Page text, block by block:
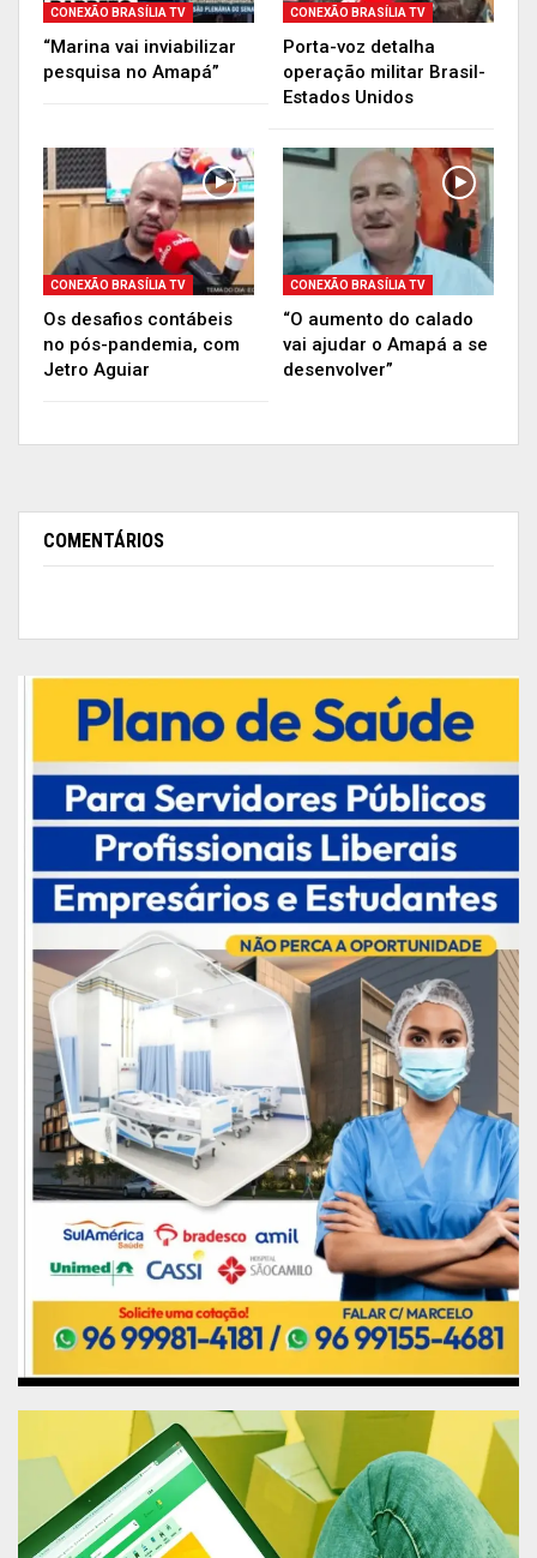
CONEXÃO BRASÍLIA TV
“Marina vai inviabilizar
pesquisa no Amapá”
CONEXÃO BRASÍLIA TV
Porta-voz detalha
operação militar Brasil-
Estados Unidos
CONEXÃO BRASÍLIA TV
Os desafios contábeis
no pós-pandemia, com
Jetro Aguiar
CONEXÃO BRASÍLIA TV
“O aumento do calado
vai ajudar o Amapá a se
desenvolver”
COMENTÁRIOS